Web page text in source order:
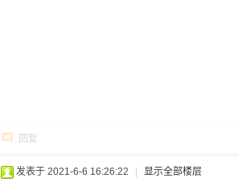
回复
发表于 2021-6-6 16:26:22 显示全部楼层